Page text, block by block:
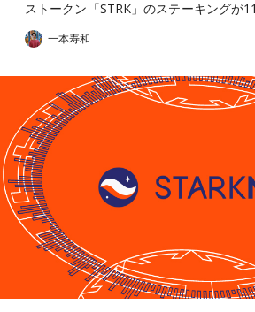
ストークン「STRK」のステーキングが
一本寿和